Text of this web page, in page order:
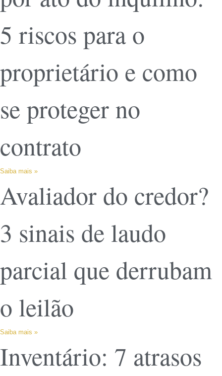
5 riscos para o
proprietário e como
se proteger no
contrato
Saiba mais »
Avaliador do credor?
3 sinais de laudo
parcial que derrubam
o leilão
Saiba mais »
Inventário: 7 atrasos